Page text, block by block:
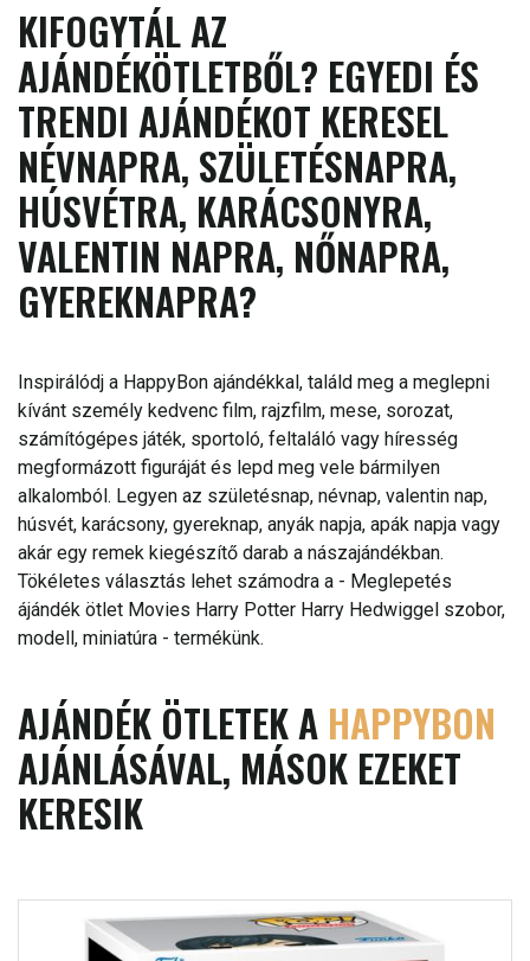
KIFOGYTÁL AZ
AJÁNDÉKÖTLETBŐL? EGYEDI ÉS
TRENDI AJÁNDÉKOT KERESEL
NÉVNAPRA, SZÜLETÉSNAPRA,
HÚSVÉTRA, KARÁCSONYRA,
VALENTIN NAPRA, NŐNAPRA,
GYEREKNAPRA?
Inspirálódj a HappyBon ajándékkal, találd meg a meglepni
kívánt személy kedvenc film, rajzfilm, mese, sorozat,
számítógépes játék, sportoló, feltaláló vagy híresség
megformázott figuráját és lepd meg vele bármilyen
alkalomból. Legyen az születésnap, névnap, valentin nap,
húsvét, karácsony, gyereknap, anyák napja, apák napja vagy
akár egy remek kiegészítő darab a nászajándékban.
Tökéletes választás lehet számodra a - Meglepetés
ájándék ötlet Movies Harry Potter Harry Hedwiggel szobor,
modell, miniatúra - termékünk.
AJÁNDÉK ÖTLETEK A HAPPYBON
AJÁNLÁSÁVAL, MÁSOK EZEKET
KERESIK